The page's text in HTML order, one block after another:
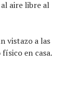
aire libre al
vistazo a las
en casa.